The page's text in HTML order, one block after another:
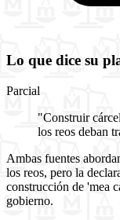
Lo que dice su
Parcial
"Construir
los reos deban
Ambas fuentes
los reos, pero la
construcción de 'mea
gobierno.